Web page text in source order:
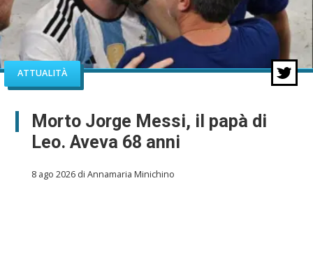
ATTUALITÀ
Morto Jorge Messi, il papà di
Leo. Aveva 68 anni
8 ago 2026 di Annamaria Minichino